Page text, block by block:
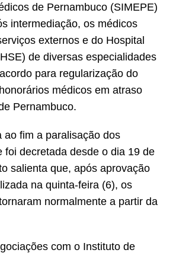
de Pernambuco (SIMEPE)
intermediação, os médicos
externos e do Hospital
de diversas especialidades
para regularização do
médicos em atraso
Pernambuco.
ao fim a paralisação dos
foi decretada desde o dia 19 de
salienta que, após aprovação
na quinta-feira (6), os
normalmente a partir da
com o Instituto de